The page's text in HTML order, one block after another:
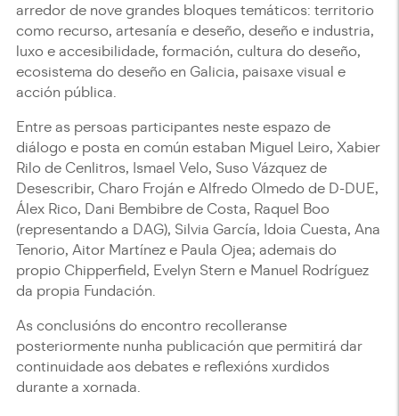
arredor de nove grandes bloques temáticos: territorio
como recurso, artesanía e deseño, deseño e industria,
luxo e accesibilidade, formación, cultura do deseño,
ecosistema do deseño en Galicia, paisaxe visual e
acción pública.
Entre as persoas participantes neste espazo de
diálogo e posta en común estaban Miguel Leiro, Xabier
Rilo de Cenlitros, Ismael Velo, Suso Vázquez de
Desescribir, Charo Froján e Alfredo Olmedo de D-DUE,
Álex Rico, Dani Bembibre de Costa, Raquel Boo
(representando a DAG), Silvia García, Idoia Cuesta, Ana
Tenorio, Aitor Martínez e Paula Ojea; ademais do
propio Chipperfield, Evelyn Stern e Manuel Rodríguez
da propia Fundación.
As conclusións do encontro recolleranse
posteriormente nunha publicación que permitirá dar
continuidade aos debates e reflexións xurdidos
durante a xornada.